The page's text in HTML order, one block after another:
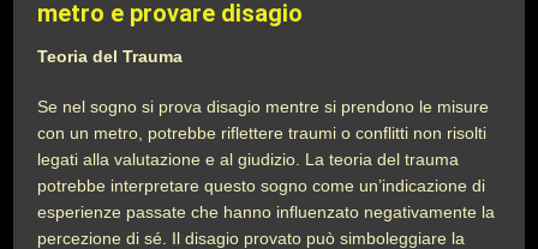
metro e provare disagio
Teoria del Trauma
Se nel sogno si prova disagio mentre si prendono le misure
con un metro, potrebbe riflettere traumi o conflitti non risolti
legati alla valutazione e al giudizio. La teoria del trauma
potrebbe interpretare questo sogno come un’indicazione di
esperienze passate che hanno influenzato negativamente la
percezione di sé. Il disagio provato può simboleggiare la